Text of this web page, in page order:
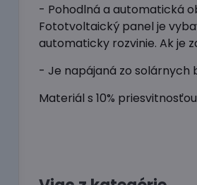
- Pohodlná a automatická
Fototvoltaický panel je
automaticky rozvinie. Ak je
- Je napájaná zo solárnych
Materiál s 10% priesvitnosťou